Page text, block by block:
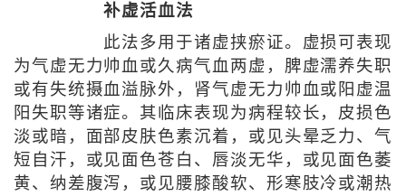
补虚活血法
此法多用于诸虚挟瘀证。虚损可表现
为气虚无力帅血或久病气血两虚，脾虚濡养失职
或有失统摄血溢脉外，肾气虚无力帅血或阳虚温
阳失职等诸症。其临床表现为病程较长，皮损色
淡或暗，面部皮肤色素沉着，或见头晕乏力、气
短自汗，或见面色苍白、唇淡无华，或见面色萎
黄、纳差腹泻，或见腰膝酸软、形寒肢冷或潮热